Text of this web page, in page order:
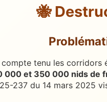
🐝
compte tenu les
000 et 350 000 nids de
237 du 14 mars 2025